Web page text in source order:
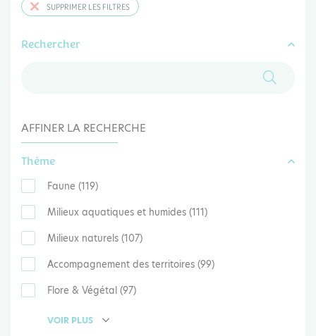
SUPPRIMER LES FILTRES
Rechercher
AFFINER LA RECHERCHE
Thème
Faune (119)
Milieux aquatiques et humides (111)
Milieux naturels (107)
Accompagnement des territoires (99)
Flore & Végétal (97)
VOIR PLUS